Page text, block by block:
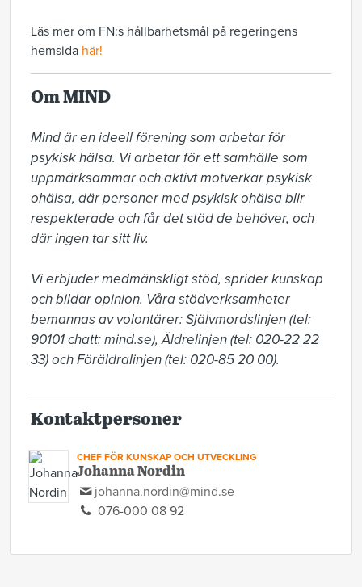
Läs mer om FN:s hållbarhetsmål på regeringens
hemsida här!
Om MIND
Mind är en ideell förening som arbetar för
psykisk hälsa. Vi arbetar för ett samhälle som
uppmärksammar och aktivt motverkar psykisk
ohälsa, där personer med psykisk ohälsa blir
respekterade och får det stöd de behöver, och
där ingen tar sitt liv.
Vi erbjuder medmänskligt stöd, sprider kunskap
och bildar opinion. Våra stödverksamheter
bemannas av volontärer: Självmordslinjen (tel:
90101 chatt: mind.se), Äldrelinjen (tel: 020-22 22
33) och Föräldralinjen (tel: 020-85 20 00).
Kontaktpersoner
CHEF FÖR KUNSKAP OCH UTVECKLING
Johanna Nordin
johanna.nordin@mind.se
076-000 08 92